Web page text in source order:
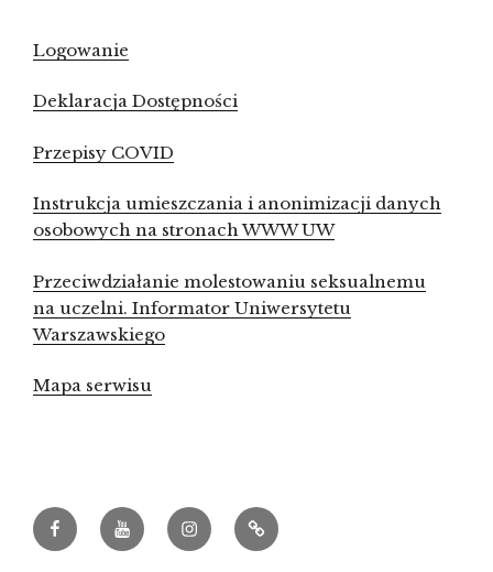
Logowanie
Deklaracja Dostępności
Przepisy COVID
Instrukcja umieszczania i anonimizacji danych
osobowych na stronach WWW UW
Przeciwdziałanie molestowaniu seksualnemu
na uczelni. Informator Uniwersytetu
Warszawskiego
Mapa serwisu
FacebookYoutubeInstagramArcheowieści.pl